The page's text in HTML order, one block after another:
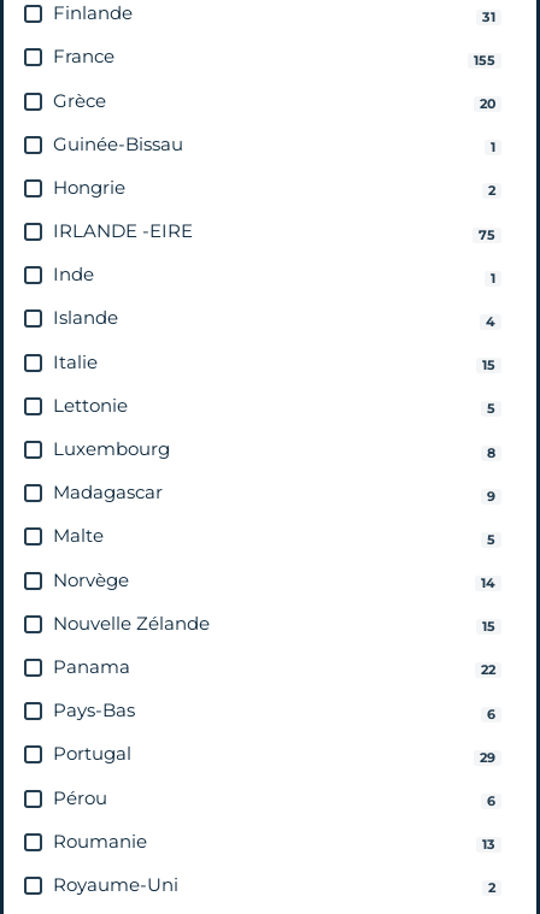
Finlande 31
France 155
Grèce 20
Guinée-Bissau 1
Hongrie 2
IRLANDE -EIRE 75
Inde 1
Islande 4
Italie 15
Lettonie 5
Luxembourg 8
Madagascar 9
Malte 5
Norvège 14
Nouvelle Zélande 15
Panama 22
Pays-Bas 6
Portugal 29
Pérou 6
Roumanie 13
Royaume-Uni 2